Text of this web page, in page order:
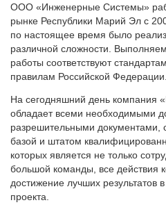
ООО «Инженерные Системы»
рынке Республики Марий Эл с
по настоящее время было
различной сложности.
работы соответствуют
правилам Российской Федерации.
На сегодняшний день компания
обладает всеми необходимыми
разрешительными документами,
базой и штатом
которых является не только
большой команды, все действия
достижение лучших результатов
проекта.